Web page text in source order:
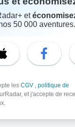
et
50 000 aventures.
les CGV , politique de
et j'accepte de